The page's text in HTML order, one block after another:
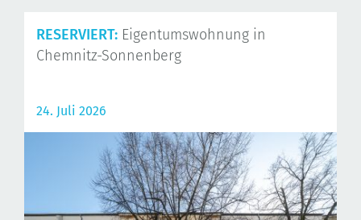
RESERVIERT: Eigentumswohnung in
Chemnitz-Sonnenberg
24. Juli 2026